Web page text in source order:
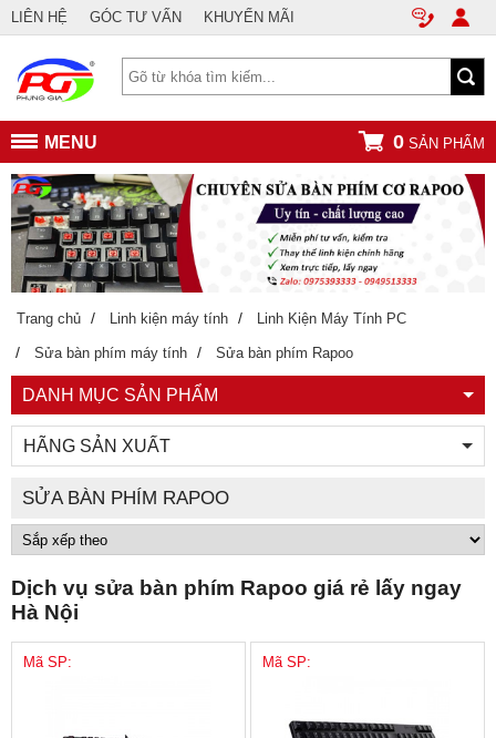
LIÊN HỆ GÓC TƯ VẤN KHUYẾN MÃI
MENU 0 SẢN PHẨM
Trang chủ / Linh kiện máy tính / Linh Kiện Máy Tính PC
/ Sửa bàn phím máy tính / Sửa bàn phím Rapoo
DANH MỤC SẢN PHẨM
HÃNG SẢN XUẤT
SỬA BÀN PHÍM RAPOO
Dịch vụ sửa bàn phím Rapoo giá rẻ lấy ngay
Hà Nội
Mã SP: Mã SP: